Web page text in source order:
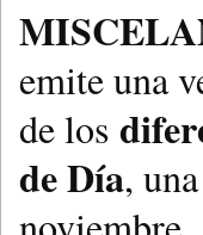
emite una
de los
de Día,